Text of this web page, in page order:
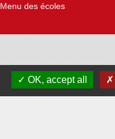
Menu des écoles
OK, accept all